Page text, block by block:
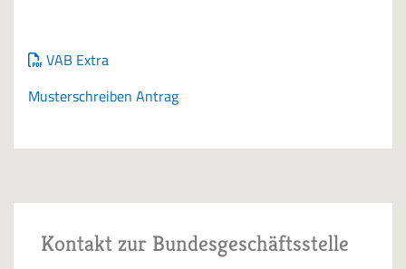
VAB Extra
Musterschreiben Antrag
Kontakt zur Bundesgeschäftsstelle